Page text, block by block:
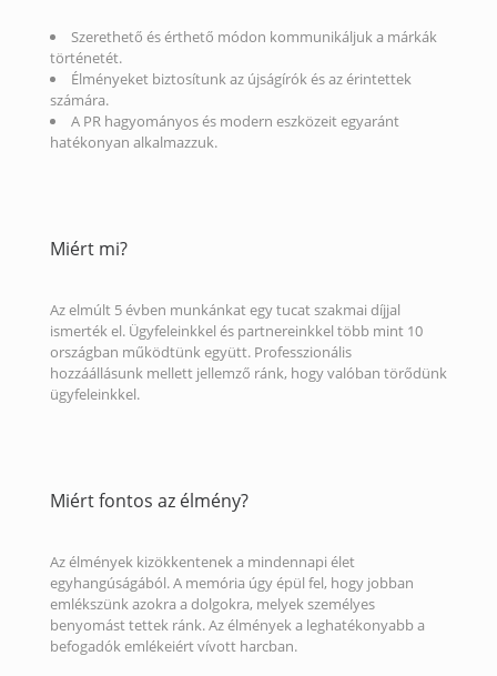
Szerethető és érthető módon kommunikáljuk a márkák
történetét.
Élményeket biztosítunk az újságírók és az érintettek
számára.
A PR hagyományos és modern eszközeit egyaránt
hatékonyan alkalmazzuk.
Miért mi?
Az elmúlt 5 évben munkánkat egy tucat szakmai díjjal
ismerték el. Ügyfeleinkkel és partnereinkkel több mint 10
országban működtünk együtt. Professzionális
hozzáállásunk mellett jellemző ránk, hogy valóban törődünk
ügyfeleinkkel.
Miért fontos az élmény?
Az élmények kizökkentenek a mindennapi élet
egyhangúságából. A memória úgy épül fel, hogy jobban
emlékszünk azokra a dolgokra, melyek személyes
benyomást tettek ránk. Az élmények a leghatékonyabb a
befogadók emlékeiért vívott harcban.